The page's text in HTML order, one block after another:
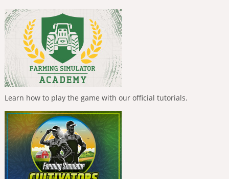
Learn how to play the game with our official tutorials.